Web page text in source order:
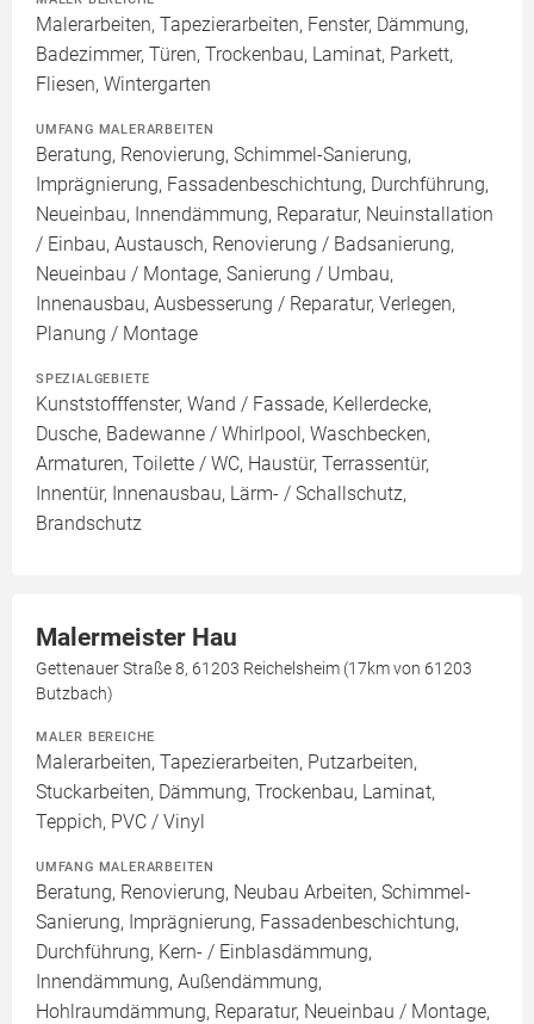
Malerarbeiten, Tapezierarbeiten, Fenster, Dämmung,
Badezimmer, Türen, Trockenbau, Laminat, Parkett,
Fliesen, Wintergarten
UMFANG MALERARBEITEN
Beratung, Renovierung, Schimmel-Sanierung,
Imprägnierung, Fassadenbeschichtung, Durchführung,
Neueinbau, Innendämmung, Reparatur, Neuinstallation
/ Einbau, Austausch, Renovierung / Badsanierung,
Neueinbau / Montage, Sanierung / Umbau,
Innenausbau, Ausbesserung / Reparatur, Verlegen,
Planung / Montage
SPEZIALGEBIETE
Kunststofffenster, Wand / Fassade, Kellerdecke,
Dusche, Badewanne / Whirlpool, Waschbecken,
Armaturen, Toilette / WC, Haustür, Terrassentür,
Innentür, Innenausbau, Lärm- / Schallschutz,
Brandschutz
Malermeister Hau
Gettenauer Straße 8, 61203 Reichelsheim (17km von 61203
Butzbach)
MALER BEREICHE
Malerarbeiten, Tapezierarbeiten, Putzarbeiten,
Stuckarbeiten, Dämmung, Trockenbau, Laminat,
Teppich, PVC / Vinyl
UMFANG MALERARBEITEN
Beratung, Renovierung, Neubau Arbeiten, Schimmel-
Sanierung, Imprägnierung, Fassadenbeschichtung,
Durchführung, Kern- / Einblasdämmung,
Innendämmung, Außendämmung,
Hohlraumdämmung, Reparatur, Neueinbau / Montage,